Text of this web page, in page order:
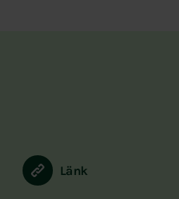
Länk